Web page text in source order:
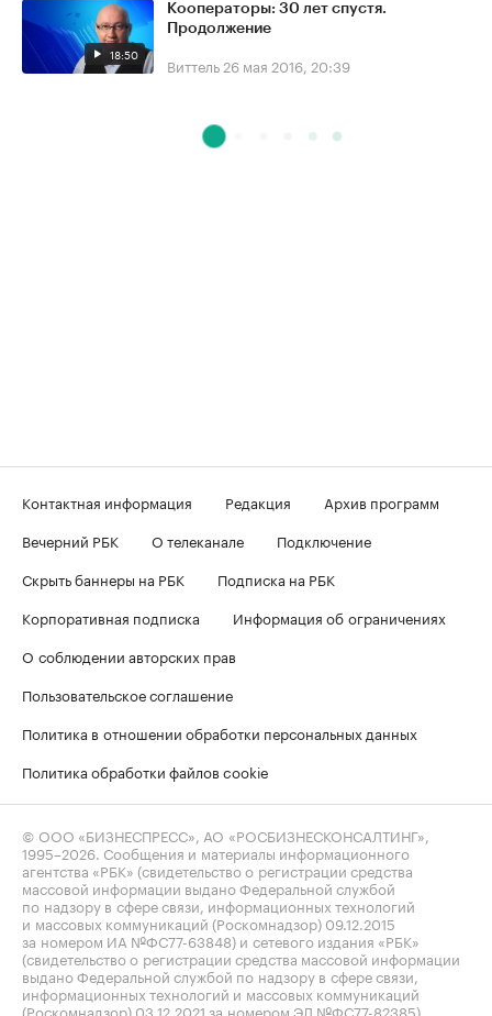
18:50
Кооператоры: 30 лет спустя.
Продолжение
Виттель 26 мая 2016, 20:39
Контактная информация Редакция
Архив программ
Вечерний РБК
О телеканале
Подключение
Скрыть баннеры на РБК
Подписка на РБК
Корпоративная подписка
Информация об ограничениях
О соблюдении авторских прав
Пользовательское соглашение
Политика в отношении обработки персональных данных
Политика обработки файлов cookie
© ООО «БИЗНЕСПРЕСС», АО «РОСБИЗНЕСКОНСАЛТИНГ»,
1995–2026 . Сообщения и материалы информационного
агентства «РБК» (свидетельство о регистрации средства
массовой информации выдано Федеральной службой
по надзору в сфере связи, информационных технологий
и массовых коммуникаций (Роскомнадзор) 09.12.2015
за номером ИА №ФС77-63848) и сетевого издания «РБК»
(свидетельство о регистрации средства массовой информации
выдано Федеральной службой по надзору в сфере связи,
информационных технологий и массовых коммуникаций
(Роскомнадзор) 03.12.2021 за номером ЭЛ №ФС77-82385)